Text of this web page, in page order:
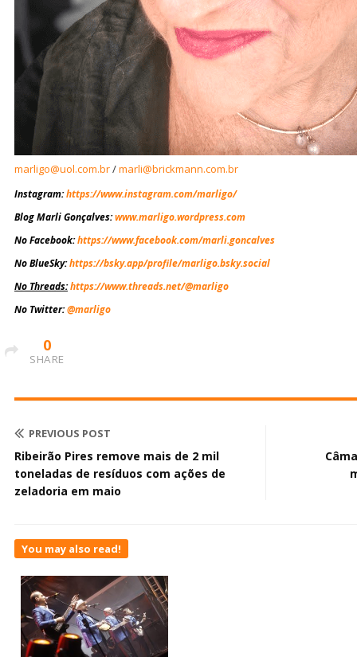
marligo@uol.com.br/marli@brickmann.com.br
Instagram:https://www.instagram.com/marligo/
Blog Marli Gonçalves:www.marligo.wordpress.com
No Facebook:https://www.facebook.com/marli.goncalves
No BlueSky:https://bsky.app/profile/marligo.bsky.social
No Threads:https://www.threads.net/@marligo
No Twitter:@marligo
0
SHARE
PREVIOUS POST
Ribeirão Pires remove mais de 2 mil
toneladas de resíduos com ações de
zeladoria em maio
You may also read!